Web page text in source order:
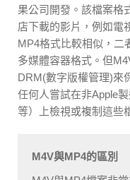
果公司開發。該檔案格
店下載的影片，例如電
MP4格式比較相似，二
多媒體容器格式。但
DRM(數字版權管理)來
任何人嘗試在非Apple
等）上檢視或複制這些
M4V與MP4的區別